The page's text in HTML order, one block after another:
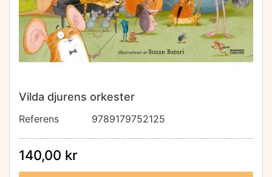
Vilda djurens orkester
Referens 9789179752125
140,00 kr